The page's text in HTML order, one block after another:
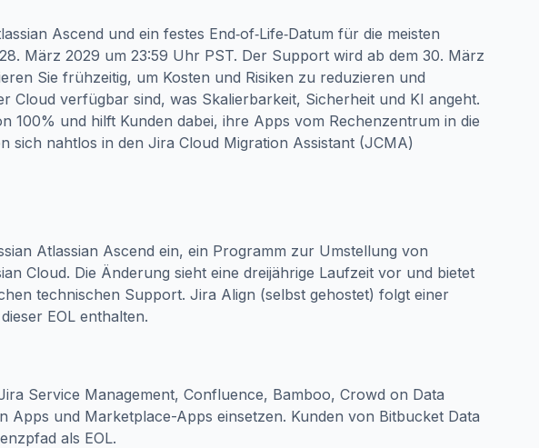
Ascend und ein festes End‑of‑Life‑Datum für die meisten
März 2029 um 23:59 Uhr PST. Der Support wird ab dem 30. März
Sie frühzeitig, um Kosten und Risiken zu reduzieren und
Cloud verfügbar sind, was Skalierbarkeit, Sicherheit und KI angeht.
100% und hilft Kunden dabei, ihre Apps vom Rechenzentrum in die
sich nahtlos in den Jira Cloud Migration Assistant (JCMA)
Atlassian Ascend ein, ein Programm zur Umstellung von
Cloud. Die Änderung sieht eine dreijährige Laufzeit vor und bietet
technischen Support. Jira Align (selbst gehostet) folgt einer
EOL enthalten.
Service Management, Confluence, Bamboo, Crowd on Data
Apps und Marketplace-Apps einsetzen. Kunden von Bitbucket Data
als EOL.